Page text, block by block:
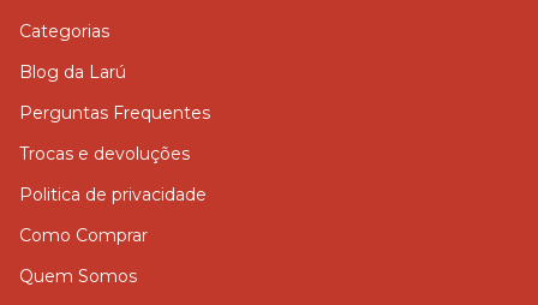
Categorias
Blog da Larú
Perguntas Frequentes
Trocas e devoluções
Politica de privacidade
Como Comprar
Quem Somos